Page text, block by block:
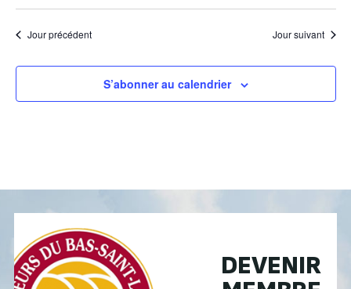
Jour précédent Jour suivant
S’abonner au calendrier
DEVENIR